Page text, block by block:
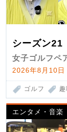
シーズン
女子ゴルフペ
2026年8月10
ゴルフ
エンタメ・音楽